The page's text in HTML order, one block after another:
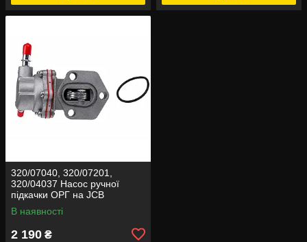
320/07040, 320/07201,
320/04037 Насос ручної
підкачки ОРГ на JCB
В наявності
2 190 ₴